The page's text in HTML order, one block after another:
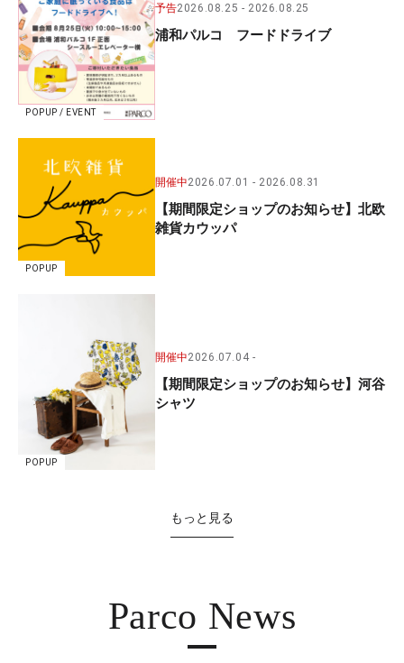
POPUP / EVENT
予告2026.08.25 2026.08.25
浦和パルコ フードドライブ
POPUP
開催中2026.07.01 2026.08.31
【期間限定ショップのお知らせ】北欧
雑貨カウッパ
POPUP
開催中2026.07.04
【期間限定ショップのお知らせ】河谷
シャツ
もっと見る
Parco News